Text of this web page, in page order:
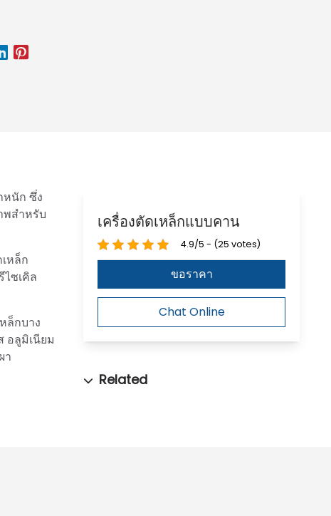
หนัก ซึ่ง
พสำหรับ
หล็ก
ซเคิล
ล็กบาง
อลูมิเนียม
า
เครื่องตัดเหล็กแบบคาน
4.9/5 - (25 votes)
ขอราคา
Chat Online